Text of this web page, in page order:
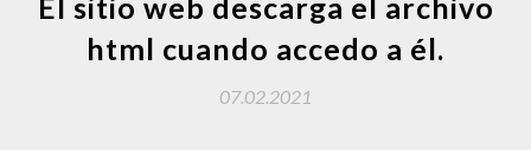
El sitio web descarga el archivo
html cuando accedo a él.
07.02.2021